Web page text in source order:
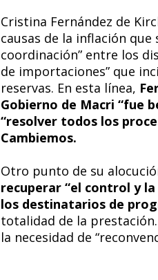
Cristina Fernández de
causas de la inflación
coordinación” entre los
de importaciones” que
reservas. En esta línea,
Gobierno de Macri “fue
“resolver todos los
Cambiemos.
Otro punto de su
recuperar “el control y
los destinatarios de
totalidad de la
la necesidad de